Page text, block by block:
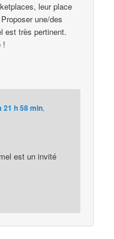
leur place
une/des
est très pertinent.
!
21 h 58 min,
est un invité